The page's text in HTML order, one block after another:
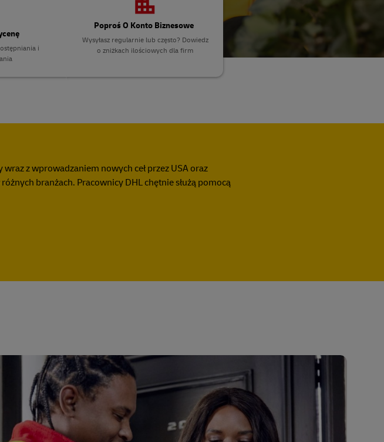
i
Poproś O Konto Biznesowe
Wysyłasz regularnie lub często? Dowiedz
o zniżkach ilościowych dla firm
z wprowadzaniem nowych ceł przez USA oraz
branżach. Pracownicy DHL chętnie służą pomocą